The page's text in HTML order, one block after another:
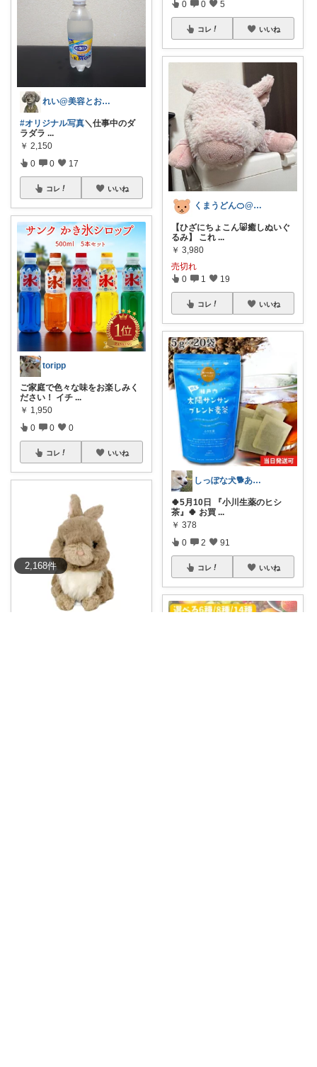
2,168件
れい@美容とお得に特化
#オリジナル写真​＼仕事中のダ
ラダラ ...
￥ 2,150
0 0 17
コレ いいね
toripp
ご家庭で色々な味をお楽しみく
ださい！ イチ ...
￥ 1,950
0 0 0
コレ いいね
0 0 5
コレ いいね
くまうどん🍊@愛媛で楽しい生活
【ひざにちょこん🐷癒しぬいぐ
るみ】 これ ...
￥ 3,980
売切れ
0 1 19
コレ いいね
しっぽな犬🐕️ありがとう☆ゆっくり🐢
🍀5月10日 『小川生薬のヒシ
茶』🍀 お買 ...
￥ 378
0 2 91
コレ いいね